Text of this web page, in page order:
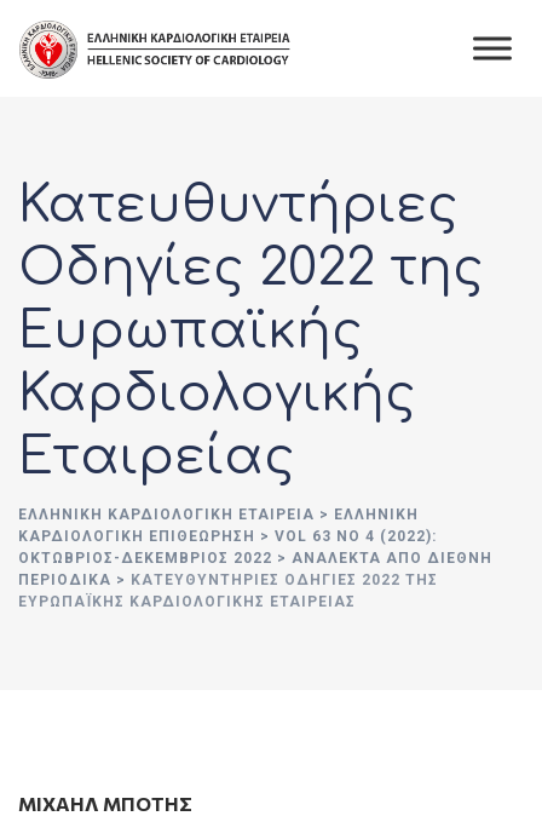
content
Κατευθυντήριες
Οδηγίες 2022 της
Ευρωπαϊκής
Καρδιολογικής
Εταιρείας
ΕΛΛΗΝΙΚΉ ΚΑΡΔΙΟΛΟΓΙΚΉ ΕΤΑΙΡΕΊΑ > ΕΛΛΗΝΙΚΗ
ΚΑΡΔΙΟΛΟΓΙΚΗ ΕΠΙΘΕΩΡΗΣΗ > VOL 63 NO 4 (2022):
ΟΚΤΩΒΡΙΟΣ-ΔΕΚΕΜΒΡΙΟΣ 2022 > ΑΝΑΛΕΚΤΑ ΑΠΟ ΔΙΕΘΝΗ
ΠΕΡΙΟΔΙΚΑ > ΚΑΤΕΥΘΥΝΤΉΡΙΕΣ ΟΔΗΓΊΕΣ 2022 ΤΗΣ
ΕΥΡΩΠΑΪΚΉΣ ΚΑΡΔΙΟΛΟΓΙΚΉΣ ΕΤΑΙΡΕΊΑΣ
ΜΙΧΑΗΛ ΜΠΟΤΗΣ